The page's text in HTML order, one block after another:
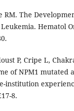
RM. The
Hematol
P, Cripe L,
of NPM1 mutated
institution
8.